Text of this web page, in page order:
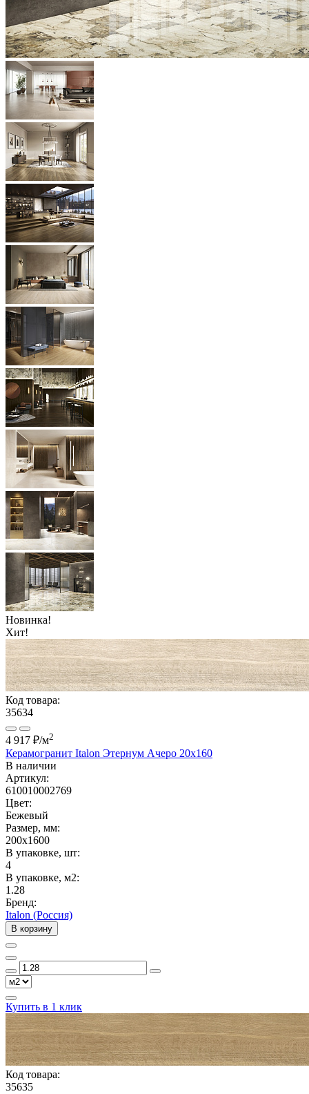
Новинка!
Хит!
Код товара:
35634
4 917 ₽/м2
Керамогранит Italon Этернум Ачеро 20x160
В наличии
Артикул:
610010002769
Цвет:
Бежевый
Размер, мм:
200x1600
В упаковке, шт:
4
В упаковке, м2:
1.28
Бренд:
Italon (Россия)
В корзину
Купить в 1 клик
Код товара:
35635